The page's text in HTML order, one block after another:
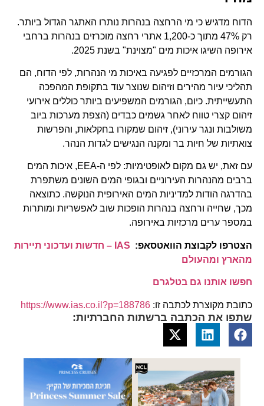
הדוח מדגיש כי מי הרחצה בנהרות נותרו האתגר הגדול ביותר.
רק 47% מתוך כ-1,200 אתרי רחצה מוכרזים בנהרות ברחבי
אירופה השיגו איכות מים "מצוינת" בשנת 2025.
הגורמים המרכזיים לפגיעה באיכות מי הנהרות, לפי הדוח, הם
תהליכי עיור מהירים וזיהום שנוצר עוד בתקופת המהפכה
התעשייתית. כיום, הגורמים המשפיעים ביותר כוללים אירועי
זיהום קצרי טווח לאחר גשמים כבדים (הצפת מערכות ביוב
משולבות ונגר עירוני), זיהום שמקורו בחקלאות, והפרשות
צואתיות של חיות בר ומקנה הנגישים לגדות הנהר.
עם זאת, יש גם מקום לאופטימיות: לפי ה-EEA, איכות המים
ברבים מהנהרות העירוניים ובגופי המים השונים משתפרת
בהדרגה הודות למדיניות המים האירופית הנוקשה. כתוצאה
מכך, שחייה ורחצה בנהרות הופכות שוב לאפשריות ומותרות
במספר ערים מרכזיות באירופה.
הצטרפו לקבוצת הוואטסאפ:
IAS – חדשות ועדכוני תיירות
מהארץ ומהעולם
חפשו אותנו גם בטלגרם
כתובת מקוצרת לכתבה זו: https://www.ias.co.il?p=188786
שתפו את הכתבה ברשתות החברתיות: